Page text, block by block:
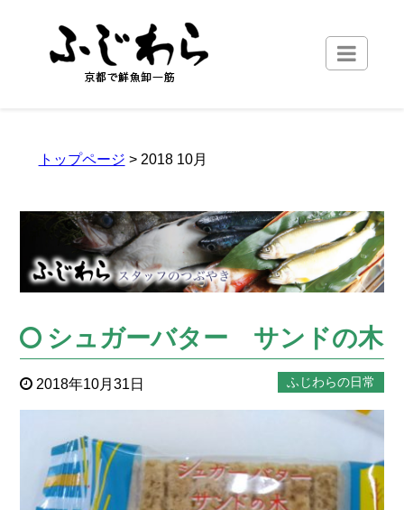
トップページ > 2018 10月
シュガーバター サンドの木
2018年10月31日 ふじわらの日常